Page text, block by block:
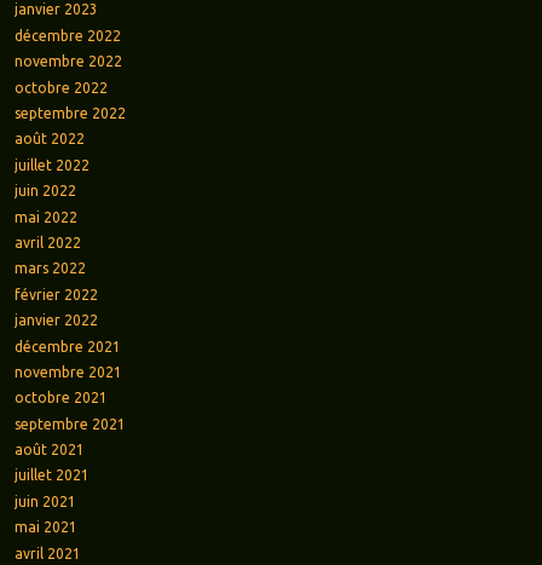
janvier 2023
décembre 2022
novembre 2022
octobre 2022
septembre 2022
août 2022
juillet 2022
juin 2022
mai 2022
avril 2022
mars 2022
février 2022
janvier 2022
décembre 2021
novembre 2021
octobre 2021
septembre 2021
août 2021
juillet 2021
juin 2021
mai 2021
avril 2021